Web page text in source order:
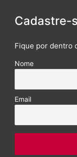
Cadastre-
Fique por dentro
Nome
Email